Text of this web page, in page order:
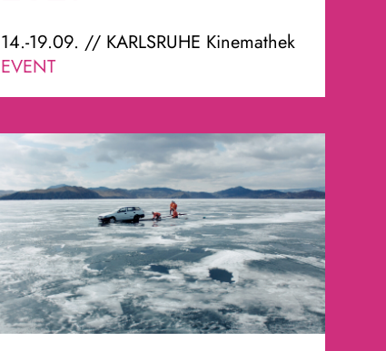
14.-19.09. // KARLSRUHE Kinemathek
EVENT